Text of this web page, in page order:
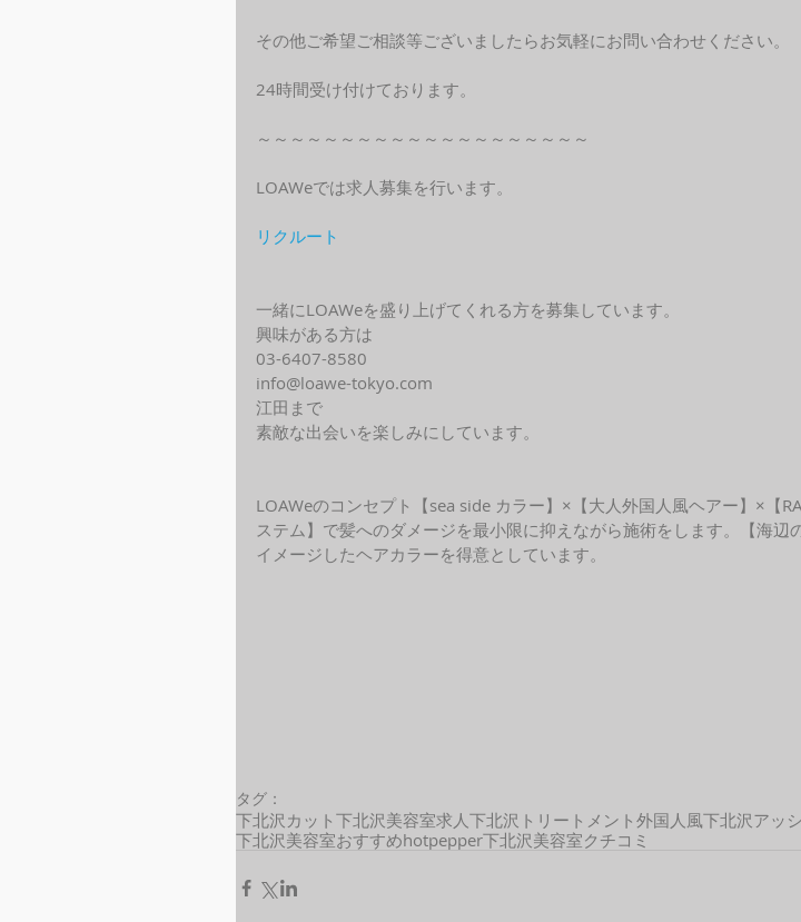
その他ご希望ご相談等ございましたらお気軽にお問い合わせください。
24時間受け付けております。
～～～～～～～～～～～～～～～～～～～～
LOAWeでは求人募集を行います。
リクルート
一緒にLOAWeを盛り上げてくれる方を募集しています。
興味がある方は
03-6407-8580
info@loawe-tokyo.com
江田まで
素敵な出会いを楽しみにしています。
LOAWeのコンセプト【sea side カラー】×【大人外国人風ヘアー】×【
ステム】で髪へのダメージを最小限に抑えながら施術をします。【海辺
イメージしたヘアカラーを得意としています。
タグ：
下北沢カット 下北沢美容室求人下北沢トリートメント 外国人風下北沢アッ
下北沢美容室おすすめhotpepper下北沢美容室クチコミ